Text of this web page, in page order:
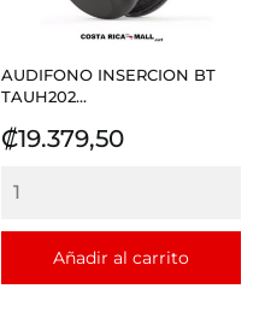
AUDIFONO INSERCION BT
TAUH202...
Precio
₡19.379,50
Añadir al carrito